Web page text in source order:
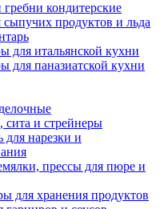
кондитерские
продуктов и льда
для итальянской кухни
для паназиатской кухни
сита и стрейнеры
для нарезки и
прессы для пюре и
для хранения продуктов